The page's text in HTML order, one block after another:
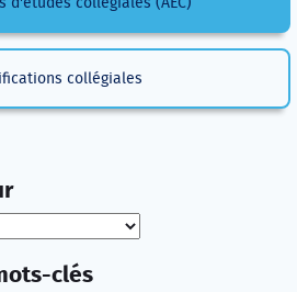
collégiales
clés